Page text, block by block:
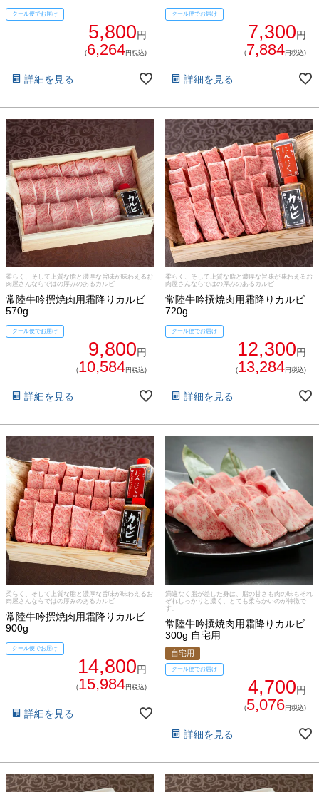
ご注文ガイド
配送・送料
熨斗・カード
イイジマとは
常陸牛とは？
ショップ一覧
マイページ
法人の方へ
よくある質問
食べ方レシピ
焼き方レシピ
レビュー一覧
ご予算から選ぶ
食べ方からから探す
すき焼き
しゃぶしゃぶ
焼き肉
BBQ
ハンバーグ
シャルキュトリー
コーンスープ
目録ギフト
手造りタレ
プレミアムギフト
商品券
ギフトカテゴリー一覧
クール便でお届け
5,800円
(6,264円税込)
詳細を見る
クール便でお届け
7,300円
(7,884円税込)
詳細を見る
柔らく、そして上質な脂と濃厚な旨味が味わえるお
肉屋さんならではの厚みのあるカルビ
常陸牛吟撰焼肉用霜降りカルビ
570g
クール便でお届け
9,800円
(10,584円税込)
詳細を見る
柔らく、そして上質な脂と濃厚な旨味が味わえるお
肉屋さんならではの厚みのあるカルビ
常陸牛吟撰焼肉用霜降りカルビ
720g
クール便でお届け
12,300円
(13,284円税込)
詳細を見る
柔らく、そして上質な脂と濃厚な旨味が味わえるお
肉屋さんならではの厚みのあるカルビ
常陸牛吟撰焼肉用霜降りカルビ
900g
クール便でお届け
14,800円
(15,984円税込)
詳細を見る
満遍なく脂が差した身は、脂の甘さも肉の味もそれ
ぞれしっかりと濃く、とても柔らかいのが特徴で
す。
常陸牛吟撰焼肉用霜降りカルビ
300g 自宅用
自宅用
クール便でお届け
4,700円
(5,076円税込)
詳細を見る